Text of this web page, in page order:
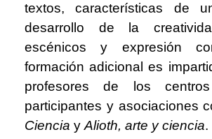
textos, características de
desarrollo de la
escénicos y expresión
formación adicional es
profesores de los centros
participantes y asociaciones
Ciencia yAlioth, arte y ciencia.